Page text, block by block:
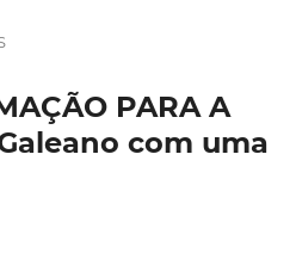
PARA A
com uma